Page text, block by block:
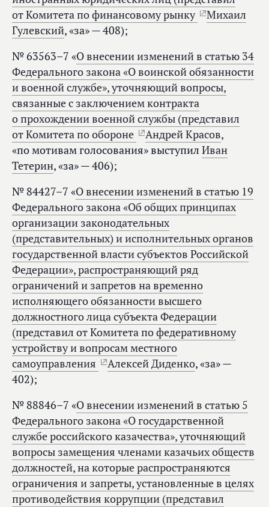
от Комитета по финансовому рынку
Михаил
Гулевский, «за» — 408);
№ 63563–7 «О внесении изменений в статью 34
Федерального закона «О воинской обязанности
и военной службе», уточняющий вопросы,
связанные с заключением контракта
о прохождении военной службы (представил
от Комитета по обороне
Андрей Красов,
«по мотивам голосования» выступил Иван
Тетерин, «за» — 406);
№ 84427–7 «О внесении изменений в статью 19
Федерального закона «Об общих принципах
организации законодательных
(представительных) и исполнительных органов
государственной власти субъектов Российской
Федерации», распространяющий ряд
ограничений и запретов на временно
исполняющего обязанности высшего
должностного лица субъекта Федерации
(представил от Комитета по федеративному
устройству и вопросам местного
самоуправления
Алексей Диденко, «за» —
402);
№ 88846–7 «О внесении изменений в статью 5
Федерального закона «О государственной
службе российского казачества», уточняющий
вопросы замещения членами казачьих обществ
должностей, на которые распространяются
ограничения и запреты, установленные в целях
противодействия коррупции (представил